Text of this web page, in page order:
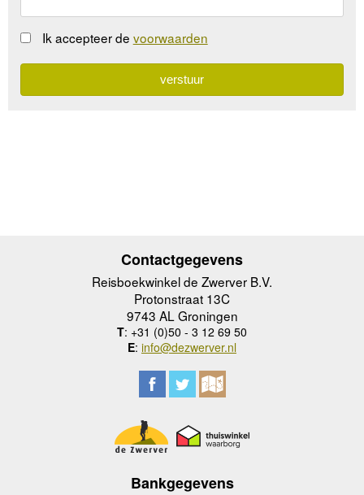
Ik accepteer de voorwaarden
Contactgegevens
Reisboekwinkel de Zwerver B.V.
Protonstraat 13C
9743 AL Groningen
T: +31 (0)50 - 3 12 69 50
E: info@dezwerver.nl
Bankgegevens